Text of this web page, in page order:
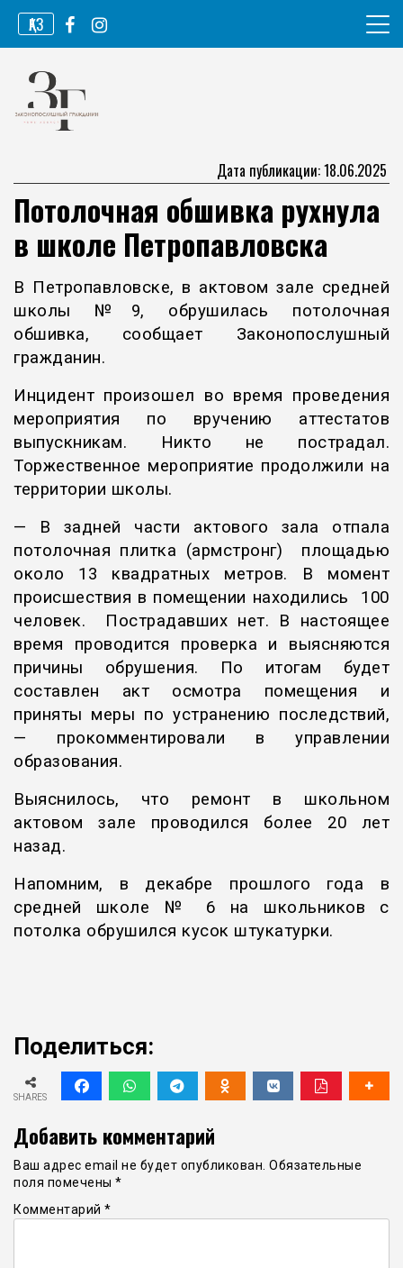
Перейти
содержимому
ҚАЗ
Законопослушный гражданин
Дата публикации: 18.06.2025
Потолочная обшивка рухнула
в школе Петропавловска
В Петропавловске, в актовом зале средней
школы №9, обрушилась потолочная
обшивка, сообщает Законопослушный
гражданин.
Инцидент произошел во время проведения
мероприятия по вручению аттестатов
выпускникам. Никто не пострадал.
Торжественное мероприятие продолжили на
территории школы.
— В задней части актового зала отпала
потолочная плитка (армстронг) площадью
около 13 квадратных метров. В момент
происшествия в помещении находились 100
человек. Пострадавших нет. В настоящее
время проводится проверка и выясняются
причины обрушения. По итогам будет
составлен акт осмотра помещения и
приняты меры по устранению последствий,
— прокомментировали в управлении
образования.
Выяснилось, что ремонт в школьном
актовом зале проводился более 20 лет
назад.
Напомним, в декабре прошлого года в
средней школе № 6 на школьников с
потолка обрушился кусок штукатурки.
Поделиться:
SHARES
Добавить комментарий
Ваш адрес email не будет опубликован. Обязательные
поля помечены *
Комментарий *